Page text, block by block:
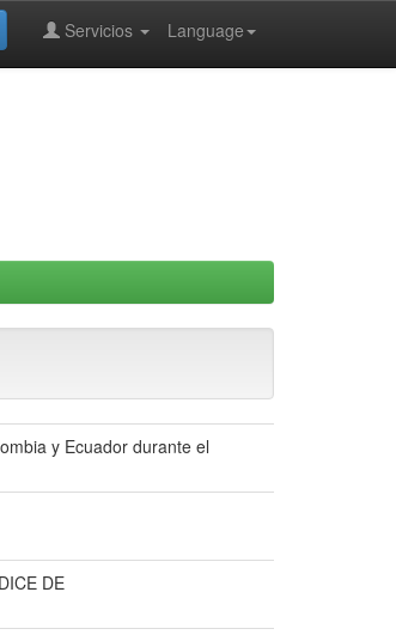
Language
Servicios
y Ecuador durante el
DE